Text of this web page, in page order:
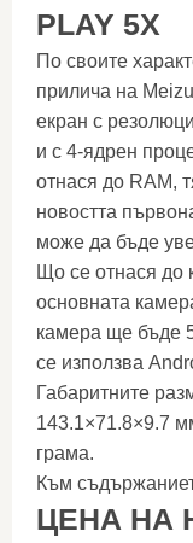
PLAY 5X
По своите
прилича на
екран с
и с 4-ядрен
отнася до RAM,
новостта
може да бъде
Що се отнася до
основната
камера ще бъде
се използва
Габаритните
143.1×71.8×9.7
грама.
Към
ЦЕНА НА